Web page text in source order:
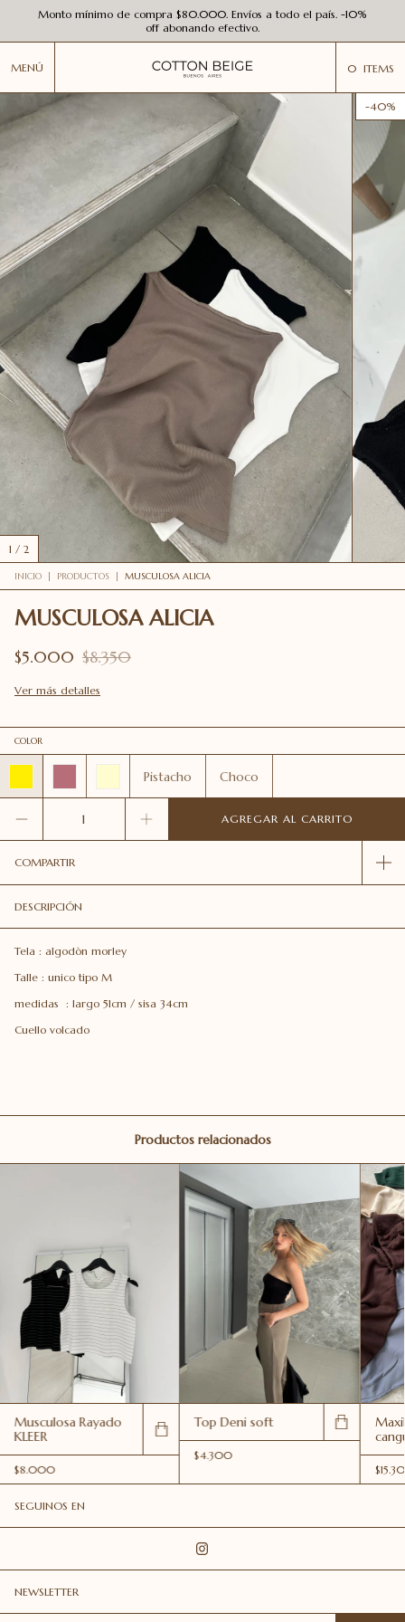
Monto mínimo de compra $80.000. Envíos a todo el país. -10%
off abonando efectivo.
MENÚ 0 ITEMS
-40%
1 / 2
INICIO PRODUCTOS MUSCULOSA ALICIA
MUSCULOSA ALICIA
$5.000 $8.350
Ver más detalles
COLOR
Pistacho Choco
COMPARTIR
DESCRIPCIÓN
Tela : algodòn morley
Talle : unico tipo M
medidas : largo 51cm / sisa 34cm
Cuello volcado
Productos relacionados
Musculosa Rayado
KLEER
$8.000
Top Deni soft
$4.300
SEGUINOS EN
NEWSLETTER